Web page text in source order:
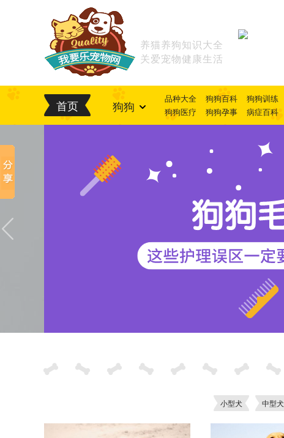
养猫养狗知识大全
关爱宠物健康生活
首页 狗狗 品种大全 狗狗百科 狗狗训练
狗狗医疗
狗狗孕事 病症百科
小型犬 中型犬